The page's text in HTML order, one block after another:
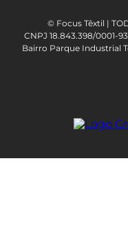
© Focus Têxtil |
CNPJ 18.843.398/0001-
Bairro Parque Industrial